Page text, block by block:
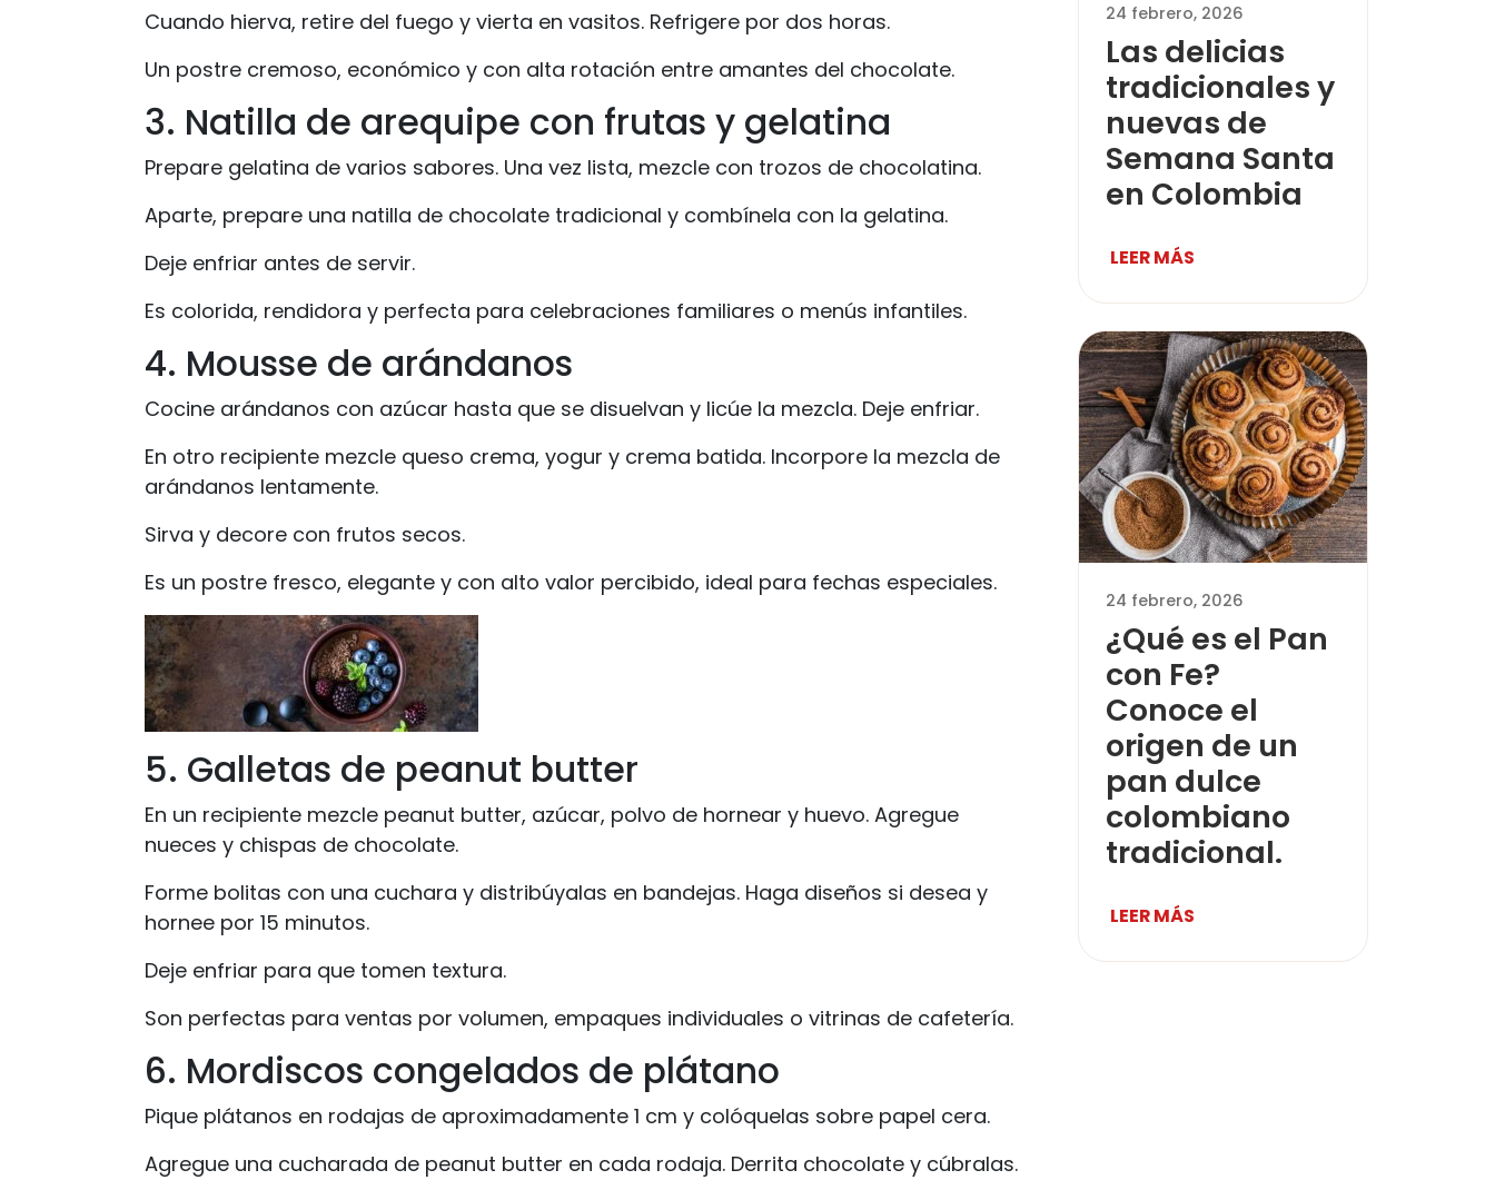
Cuando hierva, retire del fuego y vierta en vasitos. Refrigere por dos horas.
Un postre cremoso, económico y con alta rotación entre amantes del chocolate.
3. Natilla de arequipe con frutas y gelatina
Prepare gelatina de varios sabores. Una vez lista, mezcle con trozos de chocolatina.
Aparte, prepare una natilla de chocolate tradicional y combínela con la gelatina.
Deje enfriar antes de servir.
Es colorida, rendidora y perfecta para celebraciones familiares o menús infantiles.
4. Mousse de arándanos
Cocine arándanos con azúcar hasta que se disuelvan y licúe la mezcla. Deje enfriar.
En otro recipiente mezcle queso crema, yogur y crema batida. Incorpore la mezcla de
arándanos lentamente.
Sirva y decore con frutos secos.
Es un postre fresco, elegante y con alto valor percibido, ideal para fechas especiales.
5. Galletas de peanut butter
En un recipiente mezcle peanut butter, azúcar, polvo de hornear y huevo. Agregue
nueces y chispas de chocolate.
Forme bolitas con una cuchara y distribúyalas en bandejas. Haga diseños si desea y
hornee por 15 minutos.
Deje enfriar para que tomen textura.
Son perfectas para ventas por volumen, empaques individuales o vitrinas de cafetería.
6. Mordiscos congelados de plátano
Pique plátanos en rodajas de aproximadamente 1 cm y colóquelas sobre papel cera.
Agregue una cucharada de peanut butter en cada rodaja. Derrita chocolate y cúbralas.
24 febrero, 2026
Las delicias
tradicionales y
nuevas de
Semana Santa
en Colombia
LEER MÁS
24 febrero, 2026
¿Qué es el Pan
con Fe?
Conoce el
origen de un
pan dulce
colombiano
tradicional.
LEER MÁS